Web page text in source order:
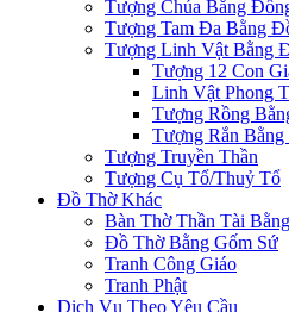
Tượng Chúa Bằng
Tượng Tam Đa Bằng
Tượng Linh Vật Bằng
Tượng 12 Con
Linh Vật Phong
Tượng Rồng
Tượng Rắn
Tượng Truyền Thần
Tượng Cụ Tổ/Thuỷ Tổ
Đồ Thờ Khác
Bàn Thờ Thần Tài
Đồ Thờ Bằng Gốm Sứ
Tranh Công Giáo
Tranh Phật
Dịch Vụ Theo Yêu Cầu